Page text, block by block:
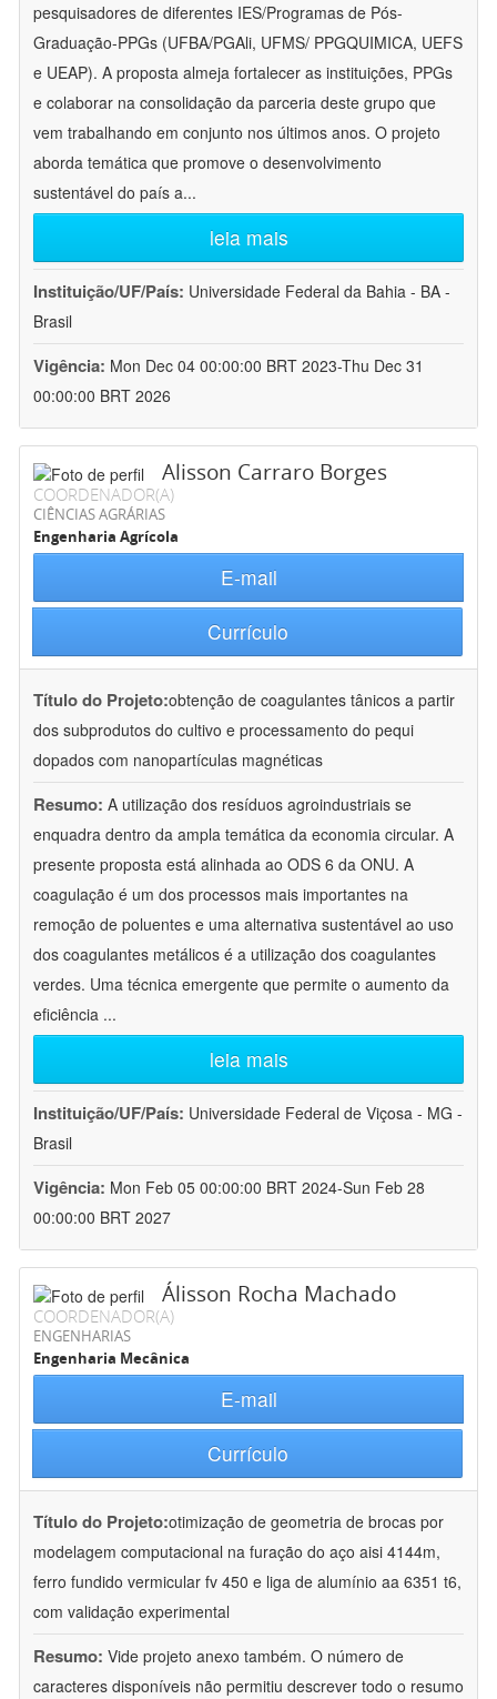
pesquisadores de diferentes IES/Programas de Pós-
Graduação-PPGs (UFBA/PGAli, UFMS/ PPGQUIMICA, UEFS
e UEAP). A proposta almeja fortalecer as instituições, PPGs
e colaborar na consolidação da parceria deste grupo que
vem trabalhando em conjunto nos últimos anos. O projeto
aborda temática que promove o desenvolvimento
sustentável do país a...
leia mais
Instituição/UF/País: Universidade Federal da Bahia - BA -
Brasil
Vigência: Mon Dec 04 00:00:00 BRT 2023-Thu Dec 31
00:00:00 BRT 2026
Alisson Carraro Borges
COORDENADOR(A)
CIÊNCIAS AGRÁRIAS
Engenharia Agrícola
E-mail
Currículo
Título do Projeto:obtenção de coagulantes tânicos a partir
dos subprodutos do cultivo e processamento do pequi
dopados com nanopartículas magnéticas
Resumo: A utilização dos resíduos agroindustriais se
enquadra dentro da ampla temática da economia circular. A
presente proposta está alinhada ao ODS 6 da ONU. A
coagulação é um dos processos mais importantes na
remoção de poluentes e uma alternativa sustentável ao uso
dos coagulantes metálicos é a utilização dos coagulantes
verdes. Uma técnica emergente que permite o aumento da
eficiência ...
leia mais
Instituição/UF/País: Universidade Federal de Viçosa - MG -
Brasil
Vigência: Mon Feb 05 00:00:00 BRT 2024-Sun Feb 28
00:00:00 BRT 2027
Álisson Rocha Machado
COORDENADOR(A)
ENGENHARIAS
Engenharia Mecânica
E-mail
Currículo
Título do Projeto:otimização de geometria de brocas por
modelagem computacional na furação do aço aisi 4144m,
ferro fundido vermicular fv 450 e liga de alumínio aa 6351 t6,
com validação experimental
Resumo: Vide projeto anexo também. O número de
caracteres disponíveis não permitiu descrever todo o resumo